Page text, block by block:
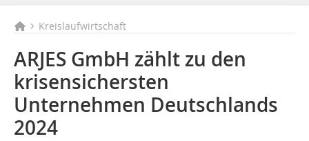
Kreislaufwirtschaft
ARJES GmbH zählt zu den
krisensichersten
Unternehmen Deutschlands
2024